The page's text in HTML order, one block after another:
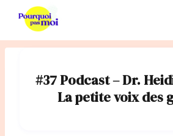
contenu
#37 Podcast – Dr.
La petite voix des